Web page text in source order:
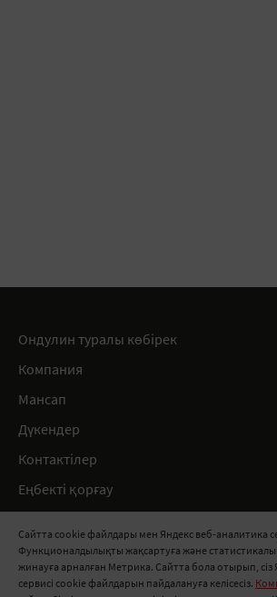
Сайтта cookie файлдары мен Яндекс веб-аналитика
Функционалдылықты жақсартуға және
жинауға арналған Метрика. Сайтта бола отырып, сіз
сервисі cookie файлдарын пайдалануға келісесіз.
8 800 100 11 11
info@onduline.ru
Ондулин туралы көбірек
Компания
Мансап
Дүкендер
Контактілер
Еңбекті қорғау